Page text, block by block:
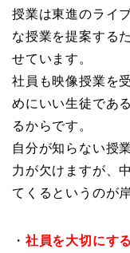
授業は東進のライ
な授業を提案する
せています。
社員も映像授業を
めにいい生徒であ
るからです。
自分が知らない授
力が欠けますが、
てくるというのが
・ 社員を大切にす